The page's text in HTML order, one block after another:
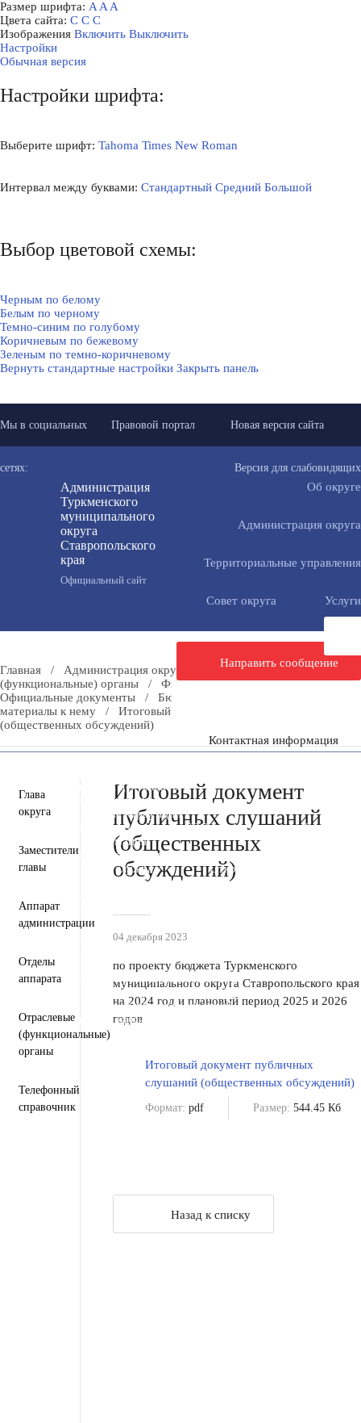
Размер шрифта: A A A
Цвета сайта: С С С
Изображения Включить Выключить
Настройки
Обычная версия
Настройки шрифта:
Выберите шрифт: Tahoma Times New Roman
Интервал между буквами: Стандартный Средний Большой
Выбор цветовой схемы:
Черным по белому
Белым по черному
Темно-синим по голубому
Коричневым по бежевому
Зеленым по темно-коричневому
Вернуть стандартные настройки Закрыть панель
Мы в социальных
сетях:
Правовой портал Новая версия сайта
Версия для слабовидящих
Администрация
Туркменского
муниципального
округа
Ставропольского
края
Официальный сайт
Об округе
Администрация округа
Территориальные управления
Совет округа Услуги
Направить сообщение
Контактная информация
Инвестиционная деятельность
Общественная приемная
Противодействие коррупции
Информация для участников СВО и членов их семей
Полезная информация
Формирование комфортной городской среды
Муниципальная служба
Открытые данные
Открытый бюджет для граждан
Защита населения и территорий от чрезвычайных
ситуаций
Антитеррористическая комиссия
Вестник ТМО
Всероссийская перепись населения 2021
Государственные и муниципальные учреждения
Перечень пространственных сведений
Персональные данные
Региональный проект "Защитники"
Главная / Администрация округа
Отраслевые
(функциональные) органы
/ Финансовое управление
/
Официальные документы
/ Бюджет
материалы к нему
/
Итоговый документ публичных слушаний
(общественных обсуждений)
Глава
округа
Заместители
главы
Аппарат
администрации
Отделы
аппарата
Отраслевые
(функциональные)
органы
Телефонный
справочник
Итоговый документ
публичных слушаний
(общественных
обсуждений)
04 декабря 2023
по проекту бюджета Туркменского
муниципального округа Ставропольского края
на 2024 год и плановый период 2025 и 2026
годов
Итоговый документ публичных
слушаний (общественных обсуждений)
Формат: pdf Размер: 544.45 Кб
Назад к списку